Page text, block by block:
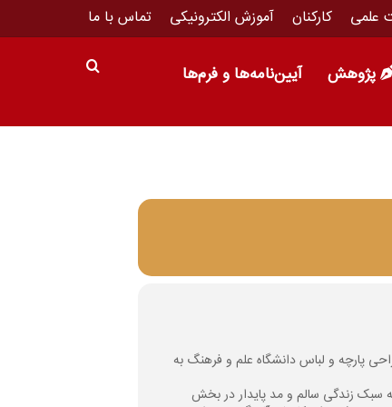
علمی کارکنان آموزش الکترونیکی تماس با ما
پژوهش آیین‌نامه‌ها و فرم‌ها
پارچه و لباس دانشگاه علم و فرهنگ به
زندگی سالم و مد پایدار در بخش